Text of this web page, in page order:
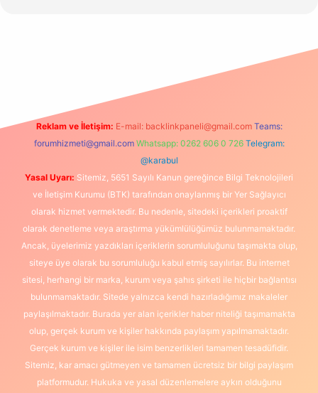
Reklam ve İletişim: E-mail: backlinkpaneli@gmail.com Teams:
forumhizmeti@gmail.com Whatsapp: 0262 606 0 726 Telegram:
@karabul
Yasal Uyarı: Sitemiz, 5651 Sayılı Kanun gereğince Bilgi Teknolojileri
ve İletişim Kurumu (BTK) tarafından onaylanmış bir Yer Sağlayıcı
olarak hizmet vermektedir. Bu nedenle, sitedeki içerikleri proaktif
olarak denetleme veya araştırma yükümlülüğümüz bulunmamaktadır.
Ancak, üyelerimiz yazdıkları içeriklerin sorumluluğunu taşımakta olup,
siteye üye olarak bu sorumluluğu kabul etmiş sayılırlar. Bu internet
sitesi, herhangi bir marka, kurum veya şahıs şirketi ile hiçbir bağlantısı
bulunmamaktadır. Sitede yalnızca kendi hazırladığımız makaleler
paylaşılmaktadır. Burada yer alan içerikler haber niteliği taşımamakta
olup, gerçek kurum ve kişiler hakkında paylaşım yapılmamaktadır.
Gerçek kurum ve kişiler ile isim benzerlikleri tamamen tesadüfidir.
Sitemiz, kar amacı gütmeyen ve tamamen ücretsiz bir bilgi paylaşım
platformudur. Hukuka ve yasal düzenlemelere aykırı olduğunu